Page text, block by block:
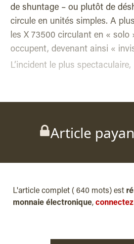
de shuntage – ou plutôt de
circule en unités simples. A
les X 73500 circulant en «
occupent, devenant ainsi «
L’incident le plus spectaculaire,
Article
L'article complet ( 640 mots) est
monnaie électronique,